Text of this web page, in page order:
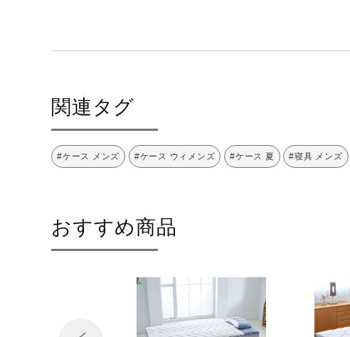
関連タグ
#ケース メンズ #ケース ウィメンズ #ケース 夏 #寝具 メンズ
おすすめ商品